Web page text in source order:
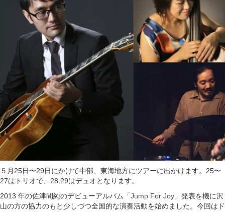
５月25日〜29日にかけて中部、東海地方にツアーに出かけます。25〜
27はトリオで、28,29はデュオとなります。
2013 年の佐津間純のデビューアルバム
「Jump For Joy」 発表を機に沢
山の方の協力のもと少しづつ全国的な演奏活動を始めました。今回はド